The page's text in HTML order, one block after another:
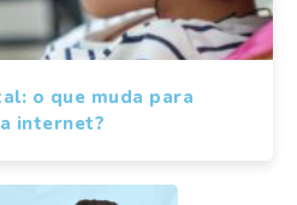
o que muda para
internet?